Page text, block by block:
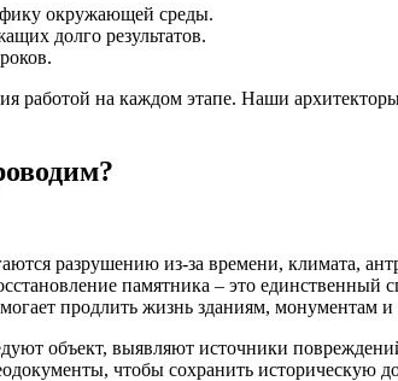
окружающей среды.
долго результатов.
работой на каждом этапе. Наши
разрушению из-за времени, климата,
памятника – это
продлить жизнь зданиям,
объект, выявляют источники
чтобы сохранить историческую